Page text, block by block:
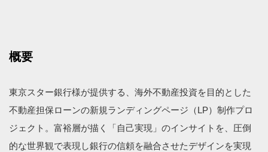
概要
東京スター銀行様が提供する、海外不動産投資を目的とした
不動産担保ローンの新規ランディングページ（LP）制作プロ
ジェクト。富裕層が描く「自己実現」のインサイトを、圧倒
的な世界観で表現し銀行の信頼を融合させたデザインを実現